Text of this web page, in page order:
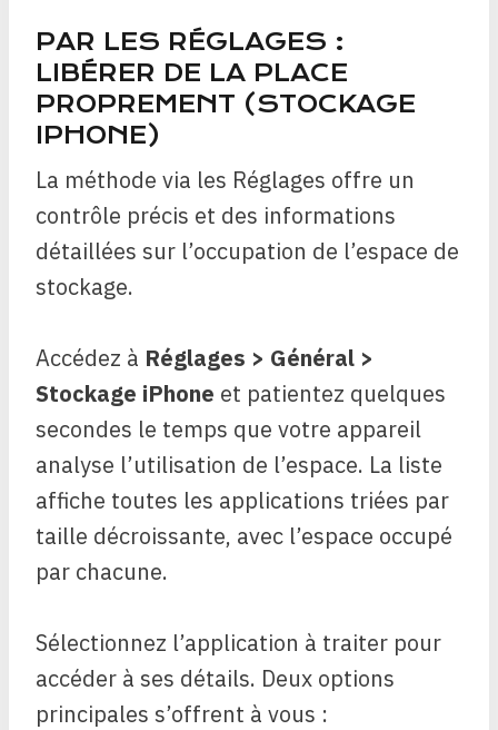
PAR LES RÉGLAGES :
LIBÉRER DE LA PLACE
PROPREMENT (STOCKAGE
IPHONE)
La méthode via les Réglages offre un
contrôle précis et des informations
détaillées sur l’occupation de l’espace de
stockage.
Accédez à Réglages > Général >
Stockage iPhone et patientez quelques
secondes le temps que votre appareil
analyse l’utilisation de l’espace. La liste
affiche toutes les applications triées par
taille décroissante, avec l’espace occupé
par chacune.
Sélectionnez l’application à traiter pour
accéder à ses détails. Deux options
principales s’offrent à vous :